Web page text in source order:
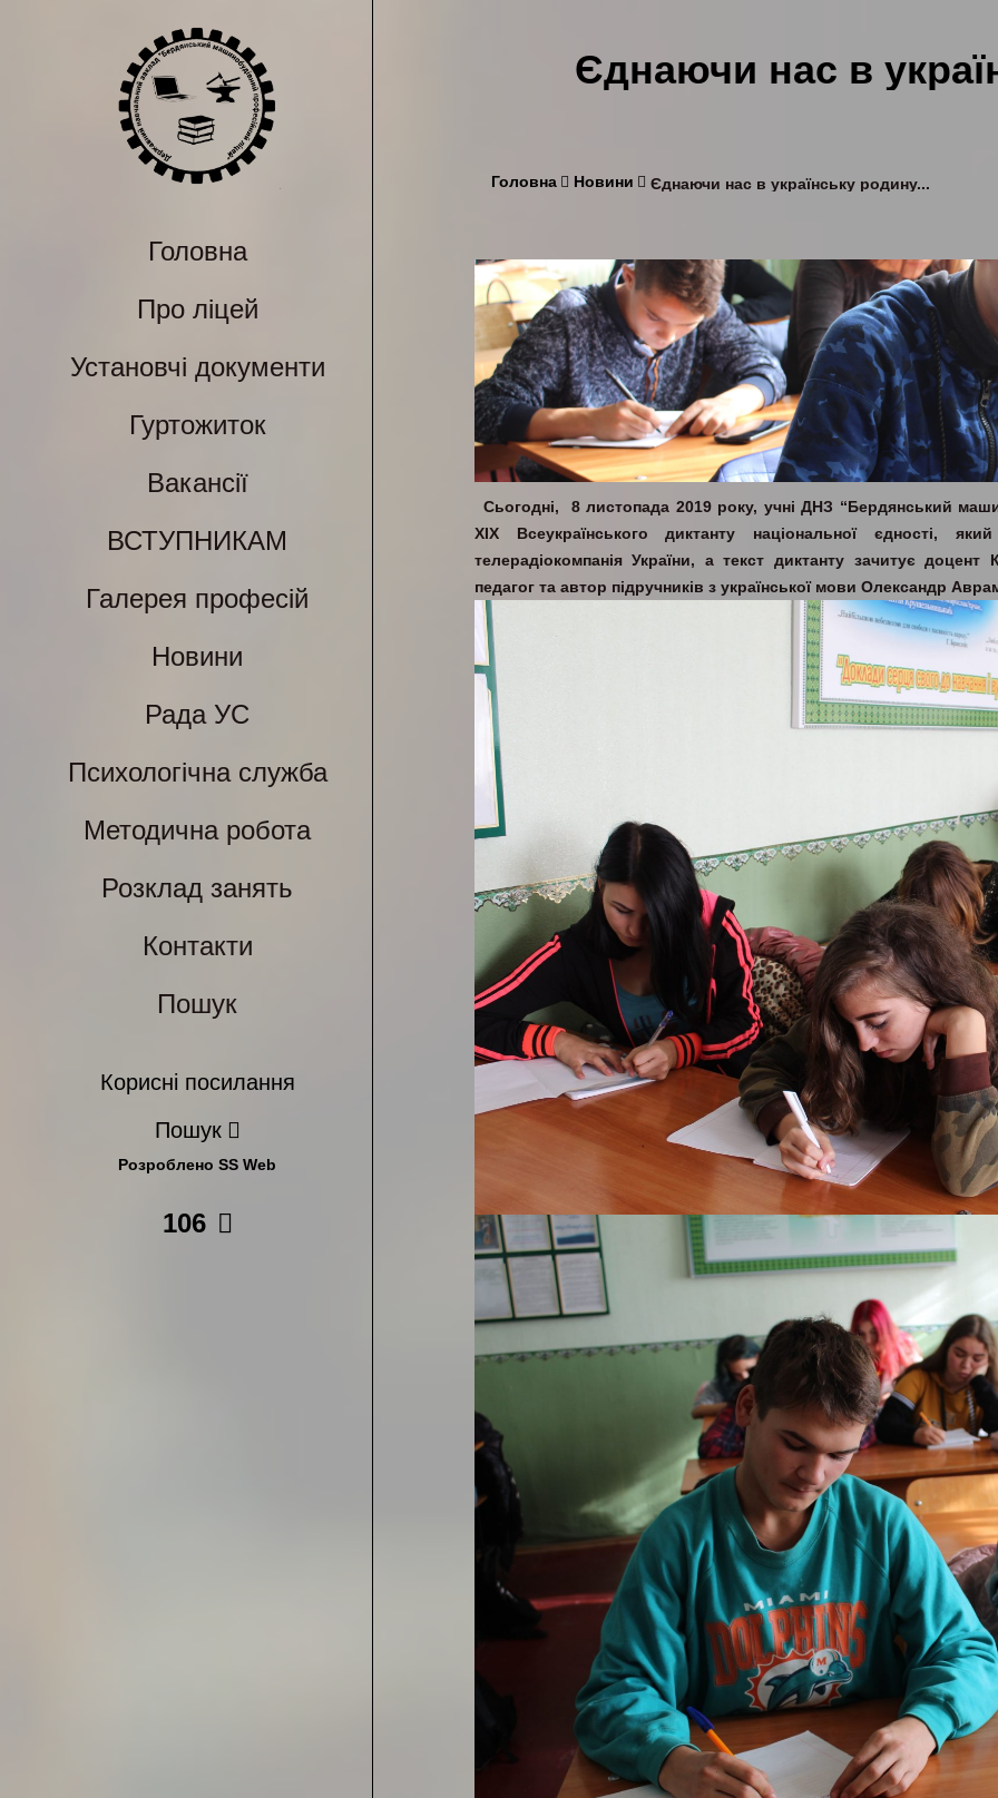
Головна
Про ліцей
Установчі документи
Гуртожиток
Вакансії
ВСТУПНИКАМ
Галерея професій
Новини
Рада УС
Психологічна служба
Методична робота
Розклад занять
Контакти
Пошук
Корисні посилання
Пошук
Розроблено SS Web
106
Єднаючи нас в
Головна Новини Єднаючи нас в українську родину...
Сьогодні, 8 листопада 2019 року, учні ДНЗ “Бердянський
ХІХ Всеукраїнського диктанту національної єдності,
телерадіокомпанія України, а текст диктанту зачитує доцент
педагог та автор підручників з української мови Олександр